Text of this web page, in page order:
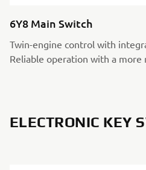
6Y8 Main Switch
Twin-engine control with
Reliable operation with a more
ELECTRONIC KEY